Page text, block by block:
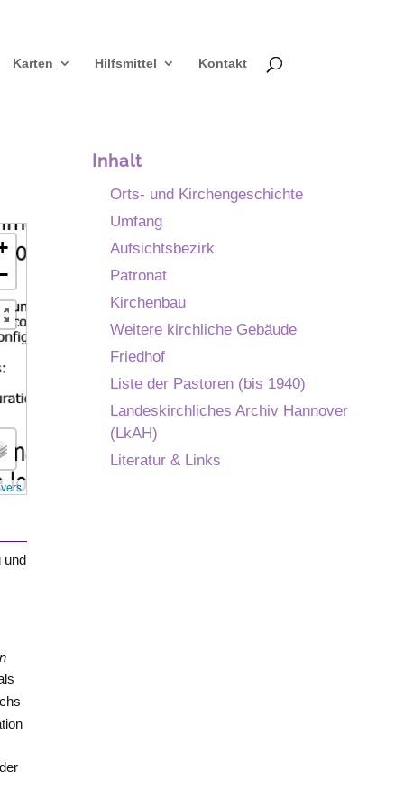
Karten Hilfsmittel Kontakt
und
Inhalt
Orts- und Kirchengeschichte
Umfang
Aufsichtsbezirk
Patronat
Kirchenbau
Weitere kirchliche Gebäude
Friedhof
Liste der Pastoren (bis 1940)
Landeskirchliches Archiv Hannover
(LkAH)
Literatur & Links